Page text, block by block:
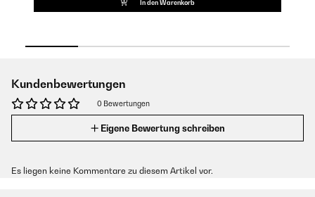
In den Warenkorb
Kundenbewertungen
0 Bewertungen
Eigene Bewertung schreiben
Es liegen keine Kommentare zu diesem Artikel vor.